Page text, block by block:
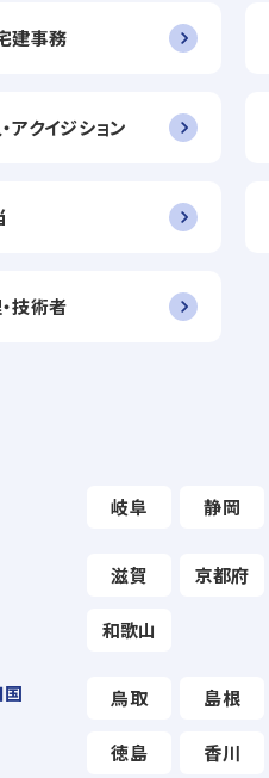
建事務
アクイジション
技術者
岐阜 静岡
滋賀 京都府
和歌山
国 鳥取 島根
徳島 香川